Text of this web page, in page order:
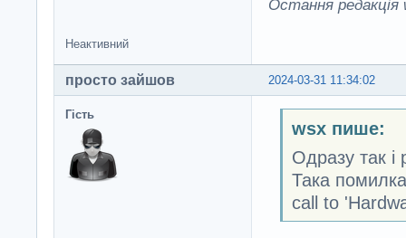
Остання редакція
Неактивний
2024-03-31 11:34:02
просто зайшов
Гість
wsx пише:
Одразу так і
Така
call to